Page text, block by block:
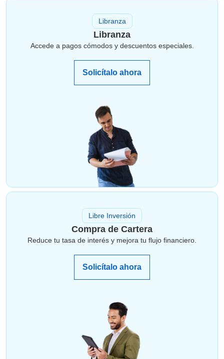
Libranza
Libranza
Accede a pagos cómodos y descuentos especiales.
Solicítalo ahora
Libre Inversión
Compra de Cartera
Reduce tu tasa de interés y mejora tu flujo financiero.
Solicítalo ahora